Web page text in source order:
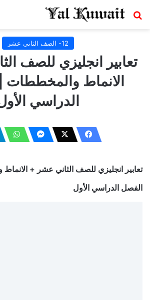
بحث عن
12- الصف الثاني عشر
تعابير انجليزي للصف
الانماط
الدراسي
تعابير انجليزي للصف الثاني عشر +
الفصل الدراسي الأول